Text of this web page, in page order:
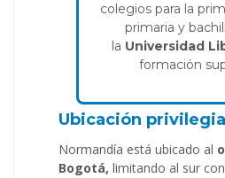
colegios para la
primaria y
la Universidad
formación
Ubicación
Normandía está ubicado al
Bogotá, limitando al sur